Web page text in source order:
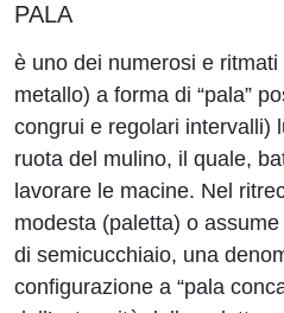
PALA
è uno dei numerosi e
metallo) a forma di “pala”
congrui e regolari intervalli)
ruota del mulino, il quale,
lavorare le macine. Nel
modesta (paletta) o
di semicucchiaio, una
configurazione a “pala